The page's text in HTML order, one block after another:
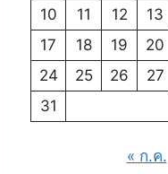
10
11 12 13
17
18 19 20
24
25 26 27
31
« ก.ค.